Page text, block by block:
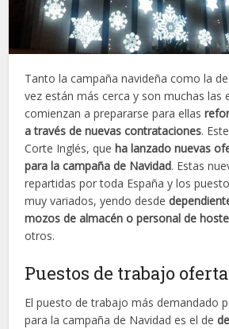
Tanto la campaña navideña como la
vez están más cerca y son muchas las
comienzan a prepararse para ellas
a través de nuevas contrataciones.
Corte Inglés, que ha lanzado nuevas
para la campaña de Navidad. Estas
repartidas por toda España y los
muy variados, yendo desde
mozos de almacén o personal de
otros.
Puestos de trabajo
El puesto de trabajo más demandado
para la campaña de Navidad es el de